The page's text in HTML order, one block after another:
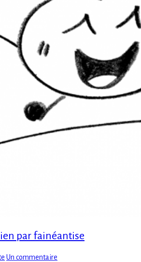
par fainéantise
Un commentaire